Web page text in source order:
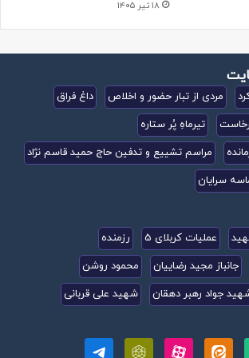
پدافندی، در روی یال ها از نوک تپه ها به
سمت گردنه های اطراف و سپس تپه های کوچکتر، با فاصله ۱۰ تا
سنگرهای استراحت بچه ها، قرار داشت. با
صدمه دیده، با گذاشتن کیسه خاک و …
و نگهداری تجهیزات فردی، وجود داشتند.
نفره و تعدادی، دو نفره بود.
۱۸ تیر ۱۴۰۵
مردی از تبار حضور و اخلاص
داغ فراق
تیرماهِ پُر ستاره
مراسم تشییع و تدفین حاج حمید قاسم نژاد
سرایان
عملیات کربلای 5
رزمنده
جانباز مجید رضاییان
محمود روشن
جواد رهبر دهقان شهید علی قربانی